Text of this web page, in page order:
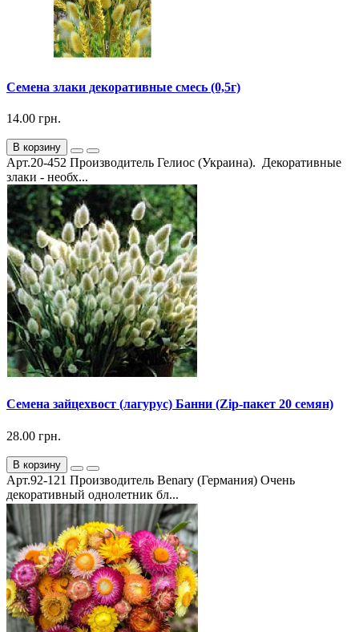
Семена злаки декоративные смесь (0,5г)
14.00 грн.
В корзину
Арт.20-452 Производитель Гелиос (Украина). Декоративные
злаки - необх...
Семена зайцехвост (лагурус) Банни (Zip-пакет 20 семян)
28.00 грн.
В корзину
Арт.92-121 Производитель Benary (Германия) Очень
декоративный однолетник бл...